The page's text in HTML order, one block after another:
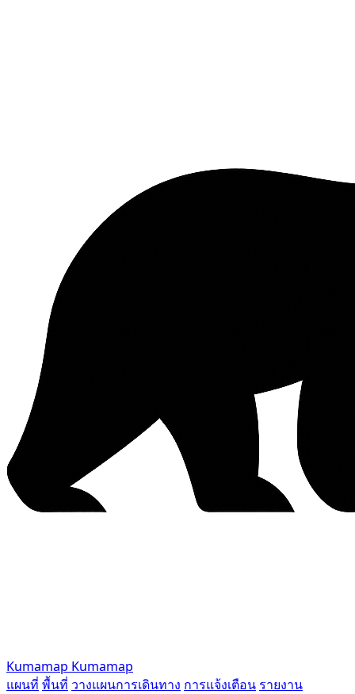
Kumamap Kumamap
แผนที่ พื้นที่ วางแผนการเดินทาง การแจ้งเตือน รายงาน